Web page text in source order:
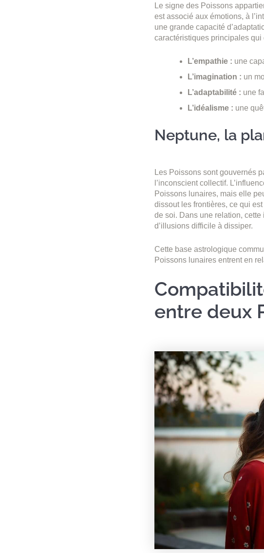
Le signe des Poissons
est associé aux émotions, à
une grande capacité
caractéristiques principales qui
L’empathie : une
L’imagination : un
L’adaptabilité : une
L’idéalisme : une
Neptune, la
Les Poissons sont gouvernés
l’inconscient collectif.
Poissons lunaires, mais elle
dissout les frontières, ce qui
de soi. Dans une relation,
d’illusions difficile à dissiper.
Cette base astrologique
Poissons lunaires entrent en
entre deux